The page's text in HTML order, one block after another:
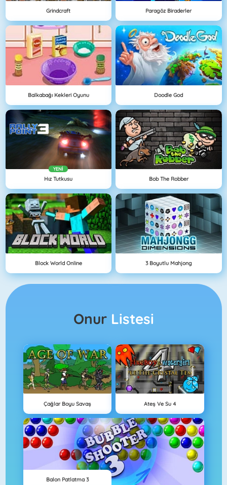
Grindcraft Paragöz Biraderler
Balkabağı Kekleri Oyunu Doodle God
YENI
Hız Tutkusu Bob The Robber
Block World Online 3 Boyutlu Mahjong
Onur Listesi
Çağlar Boyu Savaş Ateş Ve Su 4
Balon Patlatma 3